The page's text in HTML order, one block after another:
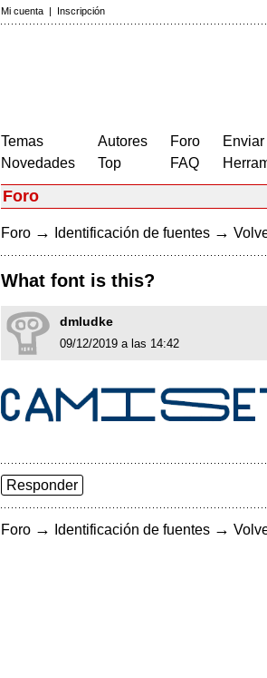
Mi cuenta | Inscripción
Temas
Novedades
Autores
Top
Foro
FAQ
Foro
Foro → Identificación de fuentes →
What font is this?
dmludke
09/12/2019 a las 14:42
Responder
Foro → Identificación de fuentes →